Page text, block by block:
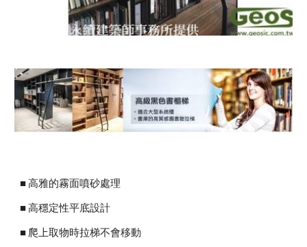
■ 高雅的霧面噴砂處理
■ 高穩定性平底設計
■ 爬上取物時拉梯不會移動